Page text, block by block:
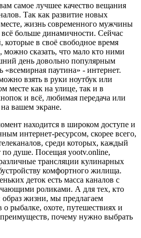
самое лучшее качество вещания
Так как развитие новых
жизнь современного мужчины
больше динамичности. Сейчас
которые в своё свободное время
можно сказать, что мало кто ними
день довольно популярным
«всемирная паутина» - интернет.
взять в руки ноутбук или
месте как на улице, так и в
и всё, любимая передача или
вашем экране.
находится в широком доступе и
интернет-ресурсом, скорее всего,
среди которых, каждый
по душе. Посещая yootv.online,
трансляции кулинарных
комфортного жилища.
деток есть масса каналов с
роликами. А для тех, кто
жизни, мы предлагаем
рыбалке, охоте, путешествиях и
почему нужно выбрать